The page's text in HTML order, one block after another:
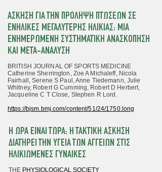
ΑΣΚΗΣΗ ΓΙΑ ΤΗΝ ΠΡΟΛΗΨΗ ΠΤΩΣΕΩΝ ΣΕ
ΕΝΗΛΙΚΕΣ ΜΕΓΑΛΥΤΕΡΗΣ ΗΛΙΚΙΑΣ: MΙΑ
ΕΝΗΜΕΡΩΜΕΝΗ ΣΥΣΤΗΜΑΤΙΚΗ ΑΝΑΣΚΟΠΗΣΗ
ΚΑΙ ΜΕΤΑ-ΑΝΑΛΥΣΗ
BRITISH JOURNAL OF SPORTS MEDICINE
Catherine Sherrington, Zoe A Michaleff, Nicola
Fairhall, Serene S Paul, Anne Tiedemann, Julie
Whitney, Robert G Cumming, Robert D Herbert,
Jacqueline C T Close, Stephen R Lord.
https://bjsm.bmj.com/content/51/24/1750.long
Η ΩΡΑ ΕΙΝΑΙ ΤΩΡΑ: Η ΤΑΚΤΙΚΗ ΑΣΚΗΣΗ
ΔΙΑΤΗΡΕΙ ΤΗΝ ΥΓΕΙΑ ΤΩΝ ΑΓΓΕΙΩΝ ΣΤΙΣ
ΗΛΙΚΙΩΜΕΝΕΣ ΓΥΝΑΙΚΕΣ
THE PHYSIOLOGICAL SOCIETY